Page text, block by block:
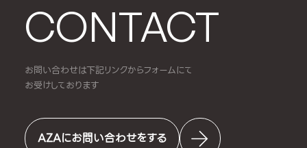
CONTACT
お問い合わせは下記リンクからフォームにて
お受けしております
AZAにお問い合わせをする